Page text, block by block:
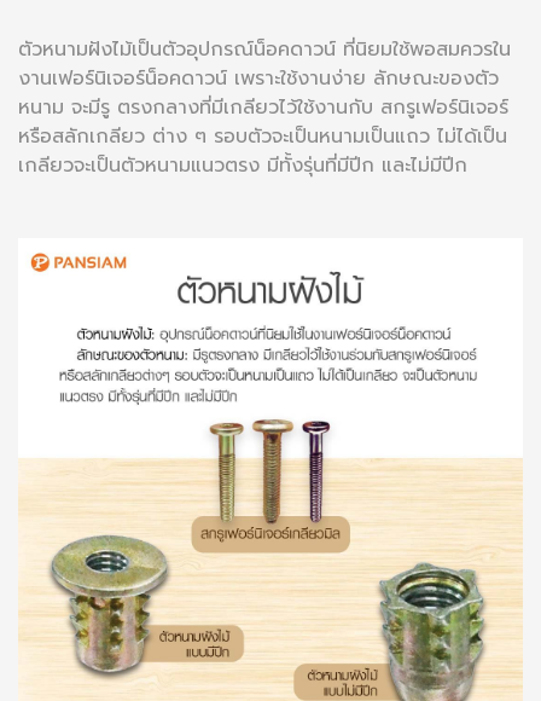
ตัวหนามฝังไม้เป็นตัวอุปกรณ์น็อคดาวน์ ที่นิยมใช้พอสมควรใน
งานเฟอร์นิเจอร์น็อคดาวน์ เพราะใช้งานง่าย ลักษณะของตัว
หนาม จะมีรู ตรงกลางที่มีเกลียวไว้ใช้งานกับ สกรูเฟอร์นิเจอร์
หรือสลักเกลียว ต่าง ๆ รอบตัวจะเป็นหนามเป็นแถว ไม่ได้เป็น
เกลียวจะเป็นตัวหนามแนวตรง มีทั้งรุ่นที่มีปีก และไม่มีปีก